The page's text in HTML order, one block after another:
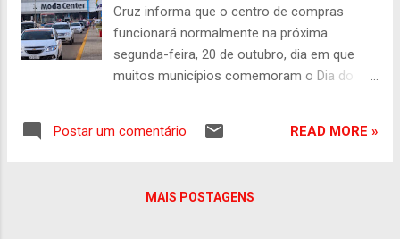
Cruz informa que o centro de compras
funcionará normalmente na próxima
segunda-feira, 20 de outubro, dia em que
muitos municípios comemoram o Dia do
(sindicato patronal) e o Sindecom (sindicato
mês de março. Este ano, portanto, o Dia do
Postar um comentário READ MORE »
MAIS POSTAGENS